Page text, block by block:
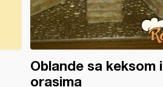
Oblande sa keksom i
orasima